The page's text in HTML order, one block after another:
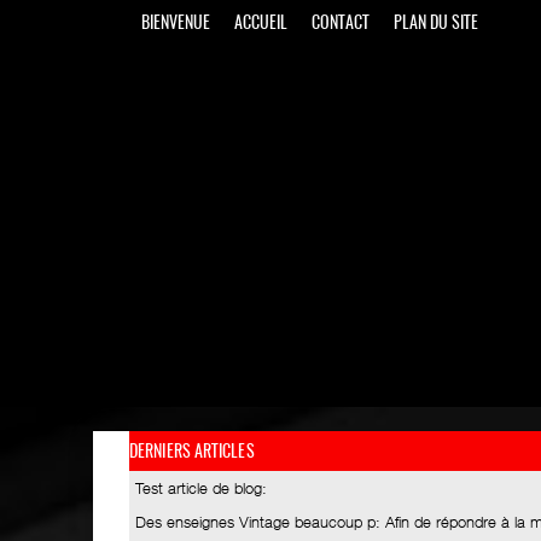
BIENVENUE ACCUEIL CONTACT PLAN DU SITE
DERNIERS ARTICLES
Test article de blog:
Des enseignes Vintage beaucoup p: Afin de répondre à la